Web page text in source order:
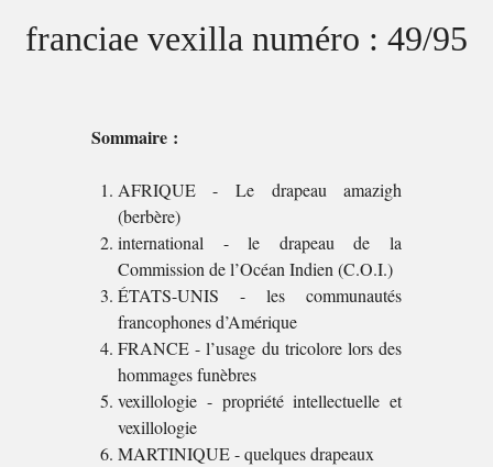
franciae vexilla numéro : 49/95
Sommaire :
AFRIQUE - Le drapeau amazigh
(berbère)
international - le drapeau de la
Commission de l’Océan Indien (C.O.I.)
ÉTATS-UNIS - les communautés
francophones d’Amérique
FRANCE - l’usage du tricolore lors des
hommages funèbres
vexillologie - propriété intellectuelle et
vexillologie
MARTINIQUE - quelques drapeaux